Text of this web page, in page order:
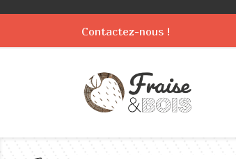
Contactez-nous !